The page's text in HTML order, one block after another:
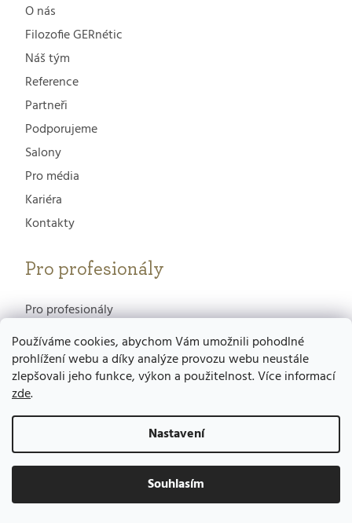
Používáme cookies, abychom Vám umožnili pohodlné
prohlížení webu a díky analýze provozu webu neustále
zlepšovali jeho funkce, výkon a použitelnost. Více informací
zde.
Nastavení
Souhlasím
O nás
Filozofie GERnétic
Náš tým
Reference
Partneři
Podporujeme
Salony
Pro média
Kariéra
Kontakty
Pro profesionály
Pro profesionály
Spolupracujte s námi
Akademie GERnétic
Potřebujete poradit?
602 501 191